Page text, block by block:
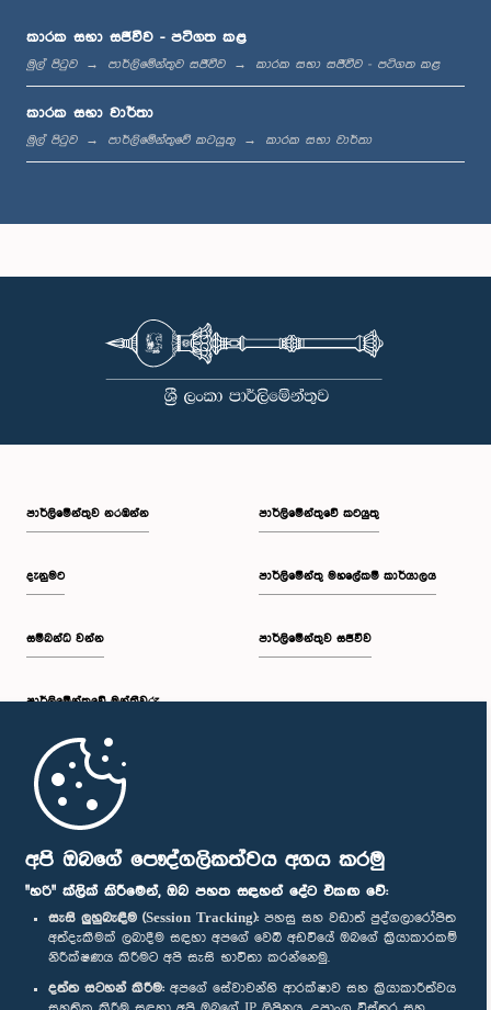
අපි ඔබගේ පෞද්ගලිකත්වය අගය කරමු
"හරි" ක්ලික් කිරීමෙන්, ඔබ පහත සඳහන් දේට එකඟ වේ:
සැසි ලුහුබැඳීම (Session Tracking): පහසු සහ වඩාත් පුද්ගලාරෝපිත
අත්දැකීමක් ලබාදීම සඳහා අපගේ වෙබ් අඩවියේ ඔබගේ ක්‍රියාකාරකම්
නිරීක්ෂණය කිරීමට අපි සැසි භාවිතා කරන්නෙමු.
දත්ත සටහන් කිරීම: අපගේ සේවාවන්හි ආරක්ෂාව සහ ක්‍රියාකාරීත්වය
කාරක සභා සජීවීව - පටිගත කළ
මුල් පිටුව පාර්ලිමේන්තුව සජීවීව කාරක සභා සජීවීව - පටිගත කළ
කාරක සභා වාර්තා
මුල් පිටුව පාර්ලිමේන්තුවේ කටයුතු කාරක සභා වාර්තා
පාර්ලි‌මේන්තුව නරඹන්න
දැනුමට
සම්බන්ධ වන්න
පාර්ලි‌මේන්තුවේ මන්ත්‍රීවරු
මුල් පිටුව
පාර්ලිමේන්තුවේ කටයුතු
පාර්ලිමේන්තු මහලේකම් කාර්යාලය
පාර්ලිමේන්තුව සජීවීව
පාර්ලිමේන්තු ජංගම යෙදුම
අප හා සම්බන්ධ වී සිටින්න :